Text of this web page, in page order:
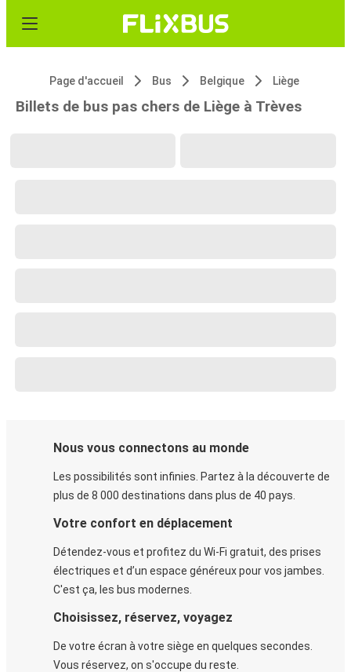
Page d'accueil Bus Belgique Liège
Billets de bus pas chers de Liège à Trèves
Nous vous connectons au monde
Les possibilités sont infinies. Partez à la découverte de
plus de 8 000 destinations dans plus de 40 pays.
Votre confort en déplacement
Détendez-vous et profitez du Wi-Fi gratuit, des prises
électriques et d’un espace généreux pour vos jambes.
C'est ça, les bus modernes.
Choisissez, réservez, voyagez
De votre écran à votre siège en quelques secondes.
Vous réservez, on s'occupe du reste.